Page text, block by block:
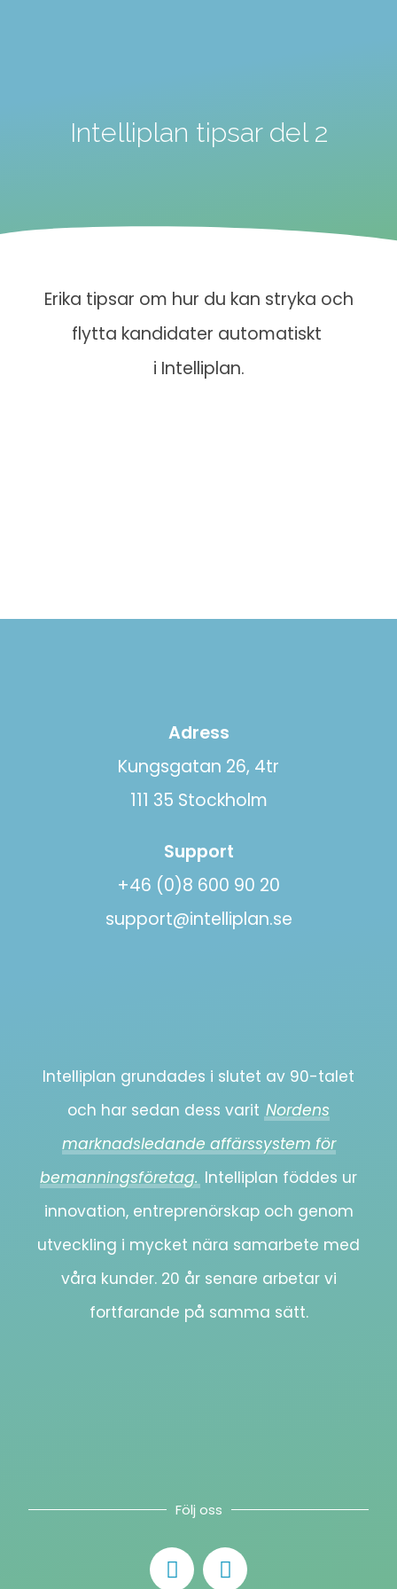
Intelliplan tipsar del 2
Erika tipsar om hur du kan stryka och
flytta kandidater automatiskt
i Intelliplan.
Adress
Kungsgatan 26, 4tr
111 35 Stockholm
Support
+46 (0)8 600 90 20
support@intelliplan.se
Intelliplan grundades i slutet av 90-talet
och har sedan dess varit Nordens
marknadsledande affärssystem för
bemanningsföretag. Intelliplan föddes ur
innovation, entreprenörskap och genom
utveckling i mycket nära samarbete med
våra kunder. 20 år senare arbetar vi
fortfarande på samma sätt.
Följ oss